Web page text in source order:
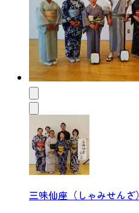
三味仙座（しゃみせんざ）